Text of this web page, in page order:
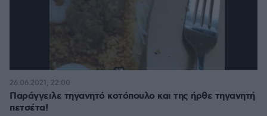
Παράγγειλε τηγανητό κοτόπουλο και της ήρθε τηγανητή
πετσέτα!
26.06.2021, 22:00